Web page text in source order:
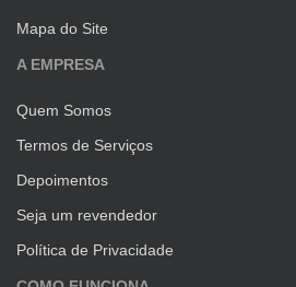
Mapa do Site
A EMPRESA
Quem Somos
Termos de Serviços
Depoimentos
Seja um revendedor
Política de Privacidade